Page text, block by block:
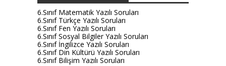
6.Sınıf Matematik Yazılı Soruları
6.Sınıf Türkçe Yazılı Soruları
6.Sınıf Fen Yazılı Soruları
6.Sınıf Sosyal Bilgiler Yazılı Soruları
6.Sınıf İngilizce Yazılı Soruları
6.Sınıf Din Kültürü Yazılı Soruları
6.Sınıf Bilişim Yazılı Soruları